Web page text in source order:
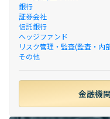
銀行
証券会社
信託銀行
ヘッジファンド
リスク管理・監査(監査・内
その他
金融機